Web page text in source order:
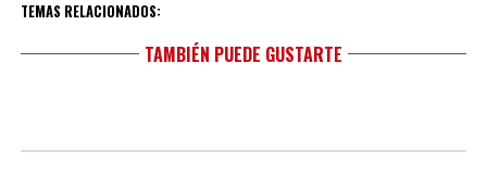
TEMAS RELACIONADOS:
TAMBIÉN PUEDE GUSTARTE